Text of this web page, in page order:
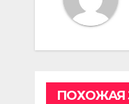
ПОХОЖАЯ